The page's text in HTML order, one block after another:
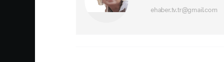
ehaber.tv.tr@gmail.com